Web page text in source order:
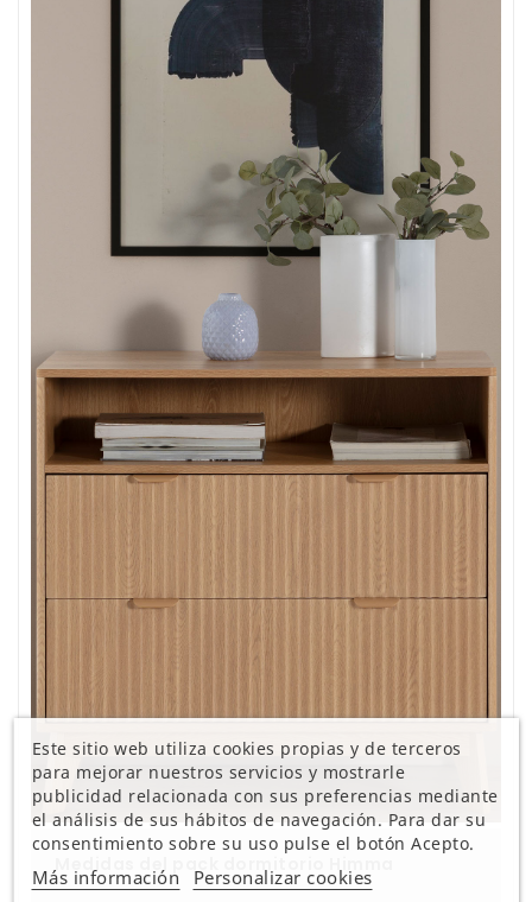
Medidas del pack dormitorio Himma
Este sitio web utiliza cookies propias y de terceros
para mejorar nuestros servicios y mostrarle
publicidad relacionada con sus preferencias mediante
el análisis de sus hábitos de navegación. Para dar su
consentimiento sobre su uso pulse el botón Acepto.
Más información Personalizar cookies